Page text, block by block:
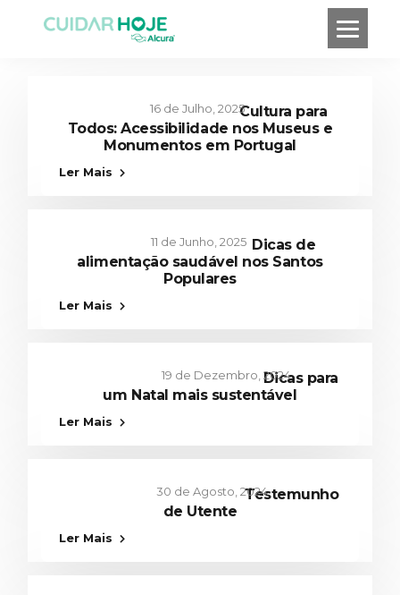
16 de Julho, 2025
Cuidar de nós
Cultura para
Todos: Acessibilidade nos Museus e
Monumentos em Portugal
Ler Mais
11 de Junho, 2025
Cuidar de nós,Lazer,Saúde e Bem Estar
Dicas de
alimentação saudável nos Santos
Populares
Ler Mais
19 de Dezembro, 2024
Comunidade,Lazer
Dicas para
um Natal mais sustentável
Ler Mais
30 de Agosto, 2024
Comunidade,Lazer
Testemunho
de Utente
Ler Mais
Cuidar de nós,Lazer,Saúde e Bem Estar